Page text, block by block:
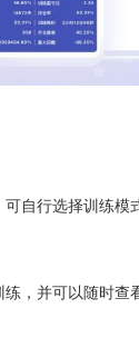
行选择训练模
并可以随时查